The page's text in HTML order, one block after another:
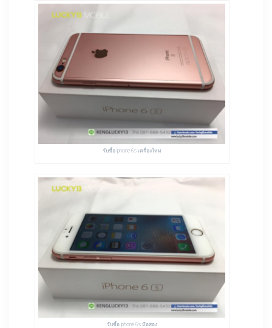
รับซื้อ iphone 6s เครื่องใหม่
รับซื้อ iphone 6s มือสอง